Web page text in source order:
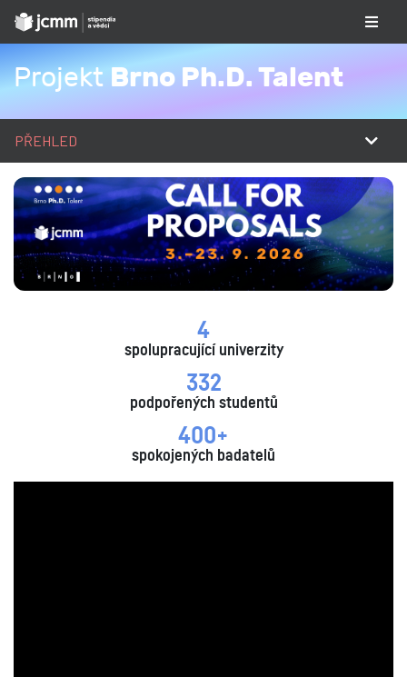
Projekt Brno Ph.D. Talent
PŘEHLED
4
spolupracující univerzity
332
podpořených studentů
400+
spokojených badatelů